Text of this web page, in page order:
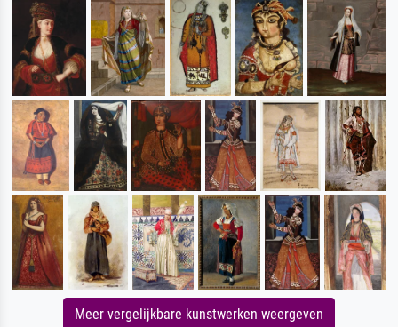
Meer vergelijkbare kunstwerken weergeven